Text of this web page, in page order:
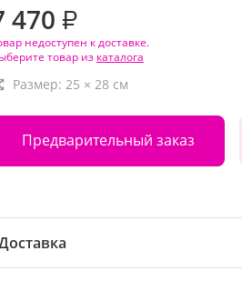
470 ₽
недоступен к доставке.
товар из каталога
Размер: 25 × 28 см
Предварительный заказ